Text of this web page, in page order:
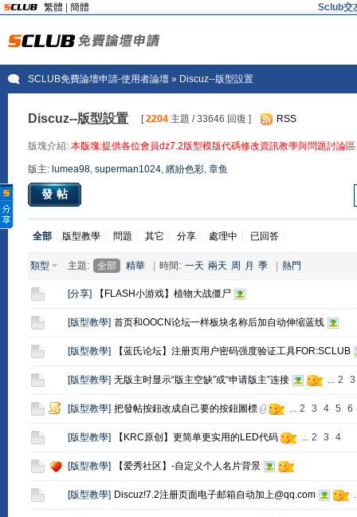
繁體 簡體 Sclub交
SCLUB免費論壇申請-使用者論壇» Discuz--版型設置
Discuz--版型設置 [2204主題 / 33646 回復 ] RSS
版塊介紹: 本版塊:提供各位會員dz7.2版型模版代碼修改資訊教學與問題討論區
版主: lumea98, superman1024, 繽紛色彩, 章鱼
發帖
全部 版型教學 問題 其它 分享 處理中 已回答
類型 主題: 全部 精華 時間: 一天 兩天 周 月 季 熱門
[分享] 【FLASH小游戏】植物大战僵尸
[版型教學] 首页和OOCN论坛一样板块名称后加自动伸缩蓝线
[版型教學] 【蓝氏论坛】注册页用户密码强度验证工具FOR:SCLUB
[版型教學] 无版主时显示“版主空缺”或“申请版主”连接 ... 2 3
[版型教學] 把發帖按鈕改成自己要的按鈕圖標 ... 2 3 4 5 6
[版型教學] 【KRC原创】更简单更实用的LED代码 ... 2 3 4
[版型教學] 【爱秀社区】-自定义个人名片背景
[版型教學] Discuz!7.2注册页面电子邮箱自动加上@qq.com